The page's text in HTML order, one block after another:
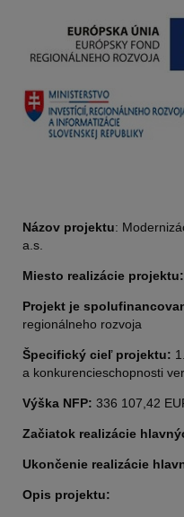
Názov projektu:
a.s.
Miesto realizácie projektu:
Projekt je
regionálneho rozvoja
Špecifický cieľ projektu:
a konkurencieschopnosti
Výška NFP: 336 107,42
Začiatok realizácie
Ukončenie realizácie
Opis projektu: